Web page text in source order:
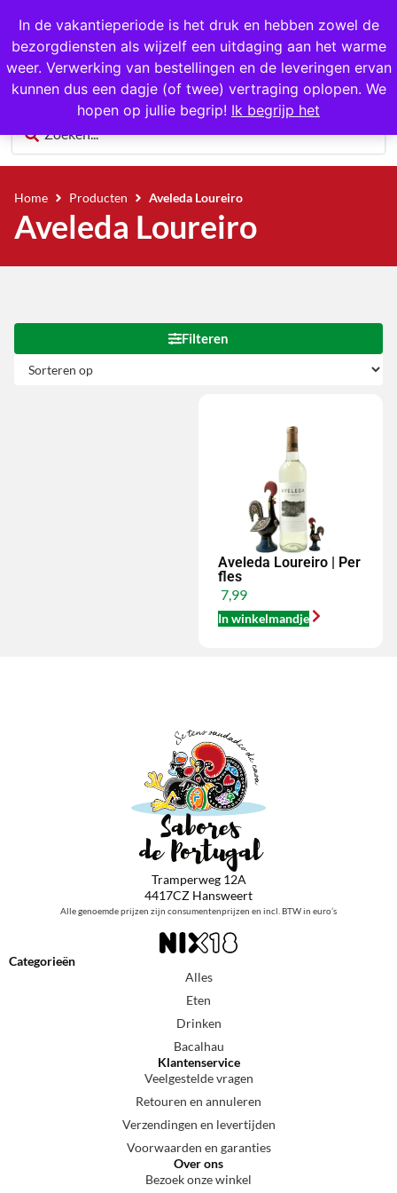
In de vakantieperiode is het druk en hebben zowel de
bezorgdiensten als wijzelf een uitdaging aan het warme
weer. Verwerking van bestellingen en de leveringen ervan
kunnen dus een dagje (of twee) vertraging oplopen. We
hopen op jullie begrip! Ik begrijp het
1000+ producten op voorraad
0
Home Producten Aveleda Loureiro
Aveleda Loureiro
Filteren
Aveleda Loureiro | Per
fles
7,99
In winkelmandje
Tramperweg 12A
4417CZ Hansweert
Alle genoemde prijzen zijn consumentenprijzen en incl. BTW in euro’s
Categorieën
Alles
Eten
Drinken
Bacalhau
Klantenservice
Veelgestelde vragen
Retouren en annuleren
Verzendingen en levertijden
Voorwaarden en garanties
Over ons
Bezoek onze winkel